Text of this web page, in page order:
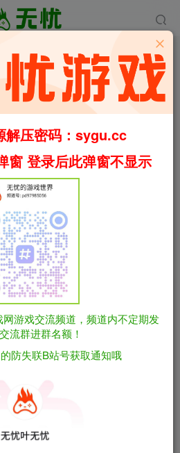
speed
GEAR -STRIVE-
中）
/GUILTY GEAR -STRIVE-
有问题看网站顶部解压运
解压密码：sygu.cc
窗 登录后此弹窗不显示
游戏交流频道，频道内不定期发
流群进群名额！
防失联B站号获取通知哦